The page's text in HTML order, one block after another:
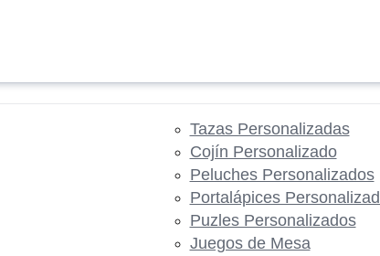
Tazas Personalizadas
Cojín Personalizado
Peluches Personalizados
Portalápices
Puzles Personalizados
Juegos de Mesa